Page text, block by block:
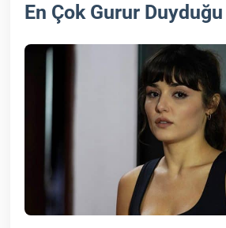
En Çok Gurur